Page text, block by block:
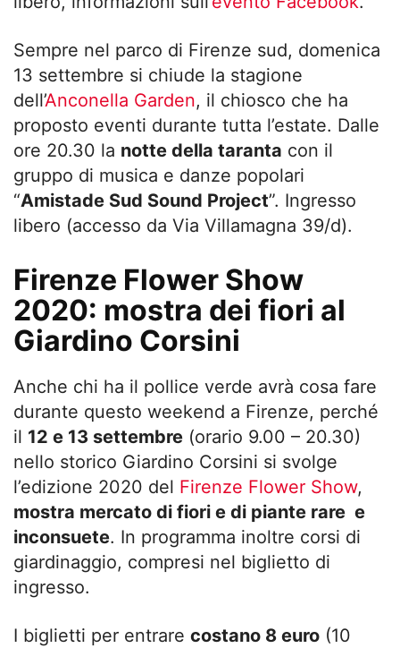
Sempre nel parco di Firenze sud, domenica
13 settembre si chiude la stagione
dell’Anconella Garden, il chiosco che ha
proposto eventi durante tutta l’estate. Dalle
ore 20.30 la notte della taranta con il
gruppo di musica e danze popolari
“Amistade Sud Sound Project”. Ingresso
libero (accesso da Via Villamagna 39/d).
Firenze Flower Show
2020: mostra dei fiori al
Giardino Corsini
Anche chi ha il pollice verde avrà cosa fare
durante questo weekend a Firenze, perché
il 12 e 13 settembre (orario 9.00 – 20.30)
nello storico Giardino Corsini si svolge
l’edizione 2020 del Firenze Flower Show,
mostra mercato di fiori e di piante rare e
inconsuete. In programma inoltre corsi di
giardinaggio, compresi nel biglietto di
ingresso.
I biglietti per entrare costano 8 euro (10